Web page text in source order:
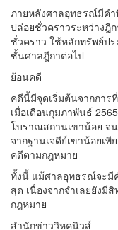
ภายหลังศาลอุทธรณ์มีคำ
ปล่อยชั่วคราวระหว่าง
ชั่วคราว ใช้หลักทรัพย์ป
ชั้นศาลฎีกาต่อไป
ย้อนคดี
คดีนี้มีจุดเริ่มต้นจากการ
เมื่อเดือนกุมภาพันธ์
โบราณสถานเขาน้อย จ
จากฐานเจดีย์เขาน้อยเ
คดีตามกฎหมาย
ทั้งนี้ แม้ศาลอุทธรณ์จะมี
สุด เนื่องจากจำเลยยังมี
กฎหมาย
สำนักข่าววิหคนิวส์